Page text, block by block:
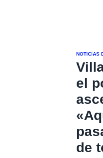
NOTICIAS
el
de